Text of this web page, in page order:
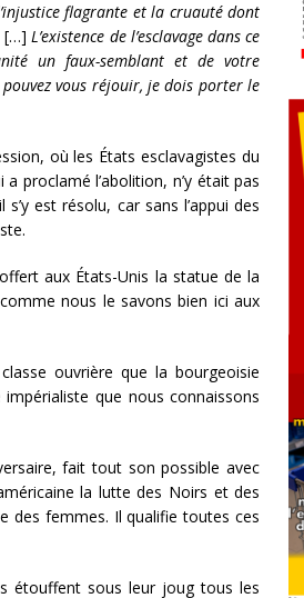
flagrante et la cruauté dont
[…] L’existence de l’esclavage dans ce
un faux-semblant et de votre
vous réjouir, je dois porter le
où les États esclavagistes du
proclamé l’abolition, n’y était pas
est résolu, car sans l’appui des
aux États-Unis la statue de la
nous le savons bien ici aux
ouvrière que la bourgeoisie
que nous connaissons
fait tout son possible avec
la lutte des Noirs et des
des femmes. Il qualifie toutes ces
étouffent sous leur joug tous les